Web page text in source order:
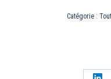
Catégorie :